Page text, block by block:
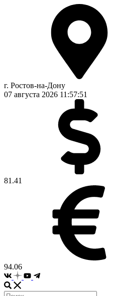
г. Ростов-на-Дону
07 августа 2026 11:57:52
81.41
94.06